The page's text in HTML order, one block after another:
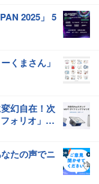
2025」 5
くまさん」
幻自在！次
ォリオ」を
たの声でニ